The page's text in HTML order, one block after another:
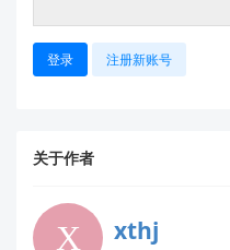
如果您在开发过程中遇到
问题描述发送至我们的技
希望以上信息对您有所帮
登录 注册新账号
关于作者
xthj